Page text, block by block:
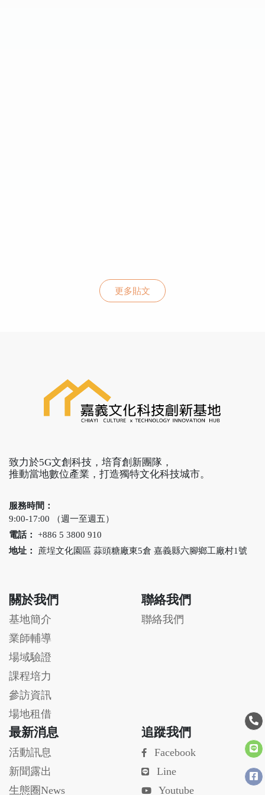
更多貼文
致力於5G文創科技，培育創新團隊，
推動當地數位產業，打造獨特文化科技城市。
服務時間：
9:00-17:00 （週一至週五）
電話： +886 5 3800 910
地址： 蔗埕文化園區 蒜頭糖廠東5倉 嘉義縣六腳鄉工廠村1號
關於我們
基地簡介
業師輔導
場域驗證
課程培力
參訪資訊
場地租借
聯絡我們
聯絡我們
最新消息
活動訊息
新聞露出
生態圈News
追蹤我們
Facebook
Line
Youtube